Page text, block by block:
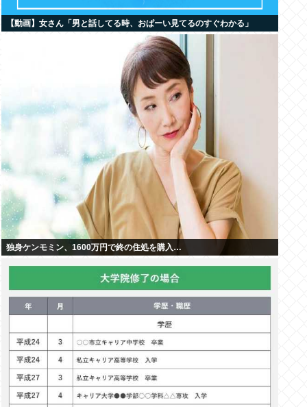
【動画】女さん「男と話してる時、おぱーい見てるのすぐわかる」
独身ケンモミン、1600万円で終の住処を購入…